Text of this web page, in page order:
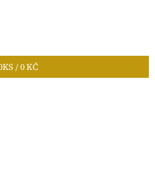
KS /0 KČ